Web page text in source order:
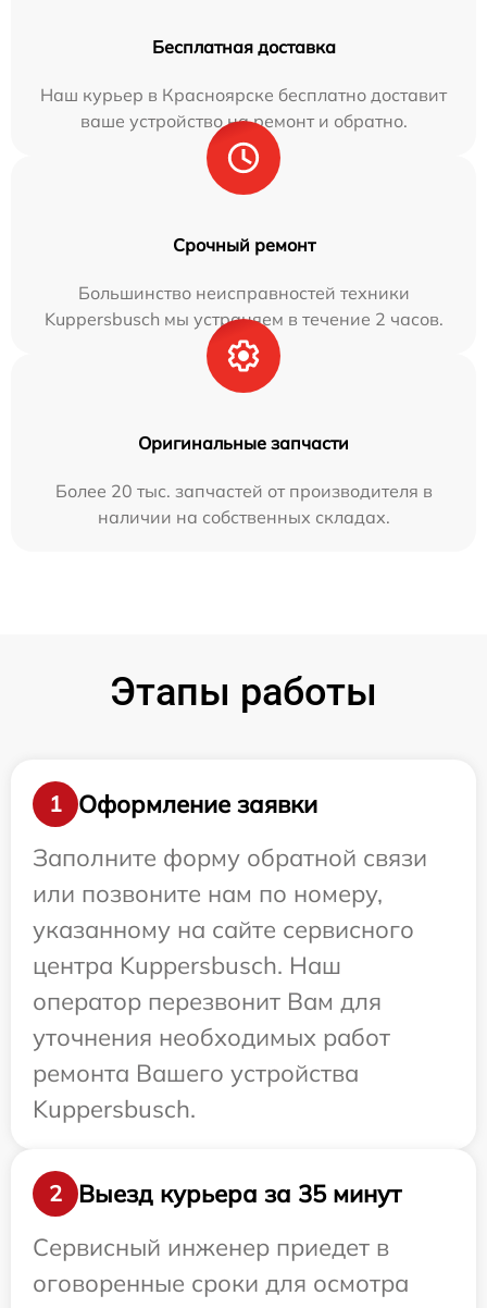
Бесплатная доставка
Наш курьер в Красноярске бесплатно доставит
ваше устройство на ремонт и обратно.
Срочный ремонт
Большинство неисправностей техники
Kuppersbusch мы устраняем в течение 2 часов.
Оригинальные запчасти
Более 20 тыс. запчастей от производителя в
наличии на собственных складах.
Этапы работы
1
Оформление заявки
Заполните форму обратной связи
или позвоните нам по номеру,
указанному на сайте сервисного
центра Kuppersbusch. Наш
оператор перезвонит Вам для
уточнения необходимых работ
ремонта Вашего устройства
Kuppersbusch.
2
Выезд курьера за 35 минут
Сервисный инженер приедет в
оговоренные сроки для осмотра